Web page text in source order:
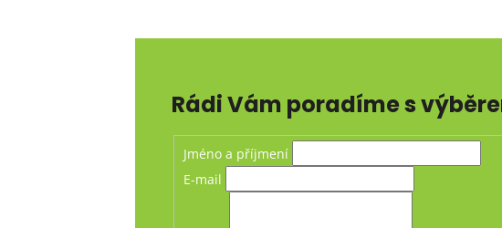
Rádi Vám poradíme s
Jméno a příjmení
E-mail